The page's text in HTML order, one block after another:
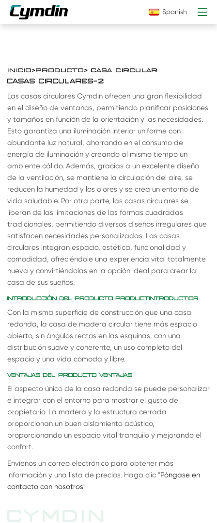
Spanish
INICIO>PRODUCTO> CASA CIRCULAR
CASAS CIRCULARES-2
Las casas circulares Cymdin ofrecen una gran flexibilidad
en el diseño de ventanas, permitiendo planificar posiciones
y tamaños en función de la orientación y las necesidades.
Esto garantiza una iluminación interior uniforme con
abundante luz natural, ahorrando en el consumo de
energía de iluminación y creando al mismo tiempo un
ambiente cálido. Además, gracias a un excelente diseño
de la ventilación, se mantiene la circulación del aire, se
reducen la humedad y los olores y se crea un entorno de
vida saludable. Por otra parte, las casas circulares se
liberan de las limitaciones de las formas cuadradas
tradicionales, permitiendo diversos diseños irregulares que
satisfacen necesidades personalizadas. Las casas
circulares integran espacio, estética, funcionalidad y
comodidad, ofreciéndole una experiencia vital totalmente
nueva y convirtiéndolas en la opción ideal para crear la
casa de sus sueños.
INTRODUCCIÓN DEL PRODUCTO PRODUCTINTRODUCTIOR
Con la misma superficie de construcción que una casa
redonda, la casa de madera circular tiene más espacio
abierto, sin ángulos rectos en las esquinas, con una
distribución suave y coherente, un uso completo del
espacio y una vida cómoda y libre.
VENTAJAS DEL PRODUCTO VENTAJAS
El aspecto único de la casa redonda se puede personalizar
e integrar con el entorno para mostrar el gusto del
propietario. La madera y la estructura cerrada
proporcionan un buen aislamiento acústico,
proporcionando un espacio vital tranquilo y mejorando el
confort.
Envíenos un correo electrónico para obtener más
información y una lista de precios. Haga clic "Póngase en
contacto con nosotros"
CYMDIN